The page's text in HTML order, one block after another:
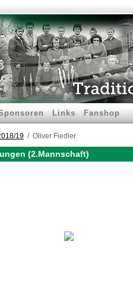
Links Fanshop
19 Oliver Fiedler
(2.Mannschaft)